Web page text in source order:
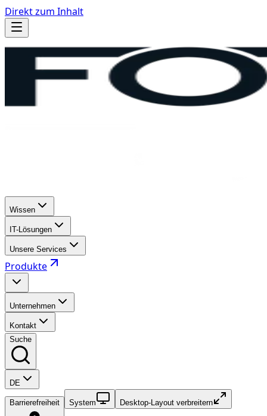
Direkt zum Inhalt
Wissen
IT-Lösungen
Unsere Services
Produkte
Unternehmen
Kontakt
Suche
DE
Barrierefreiheit System Desktop-Layout verbreitern